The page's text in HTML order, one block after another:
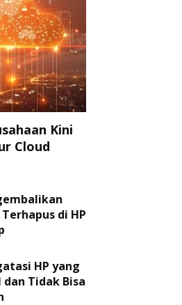
Kini
Cloud
di HP
HP yang
Tidak Bisa